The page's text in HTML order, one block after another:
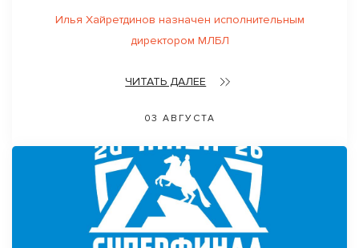
Илья Хайретдинов назначен исполнительным
директором МЛБЛ
ЧИТАТЬ ДАЛЕЕ
03 АВГУСТА